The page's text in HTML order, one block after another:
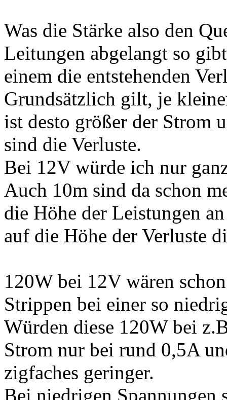
Was die Stärke also den
Leitungen abgelangt so
einem die entstehenden
Grundsätzlich gilt, je
ist desto größer der Strom
sind die Verluste.
Bei 12V würde ich nur
Auch 10m sind da schon
die Höhe der Leistungen
auf die Höhe der Verluste
120W bei 12V wären
Strippen bei einer so
Würden diese 120W bei
Strom nur bei rund 0,5A
zigfaches geringer.
Bei niedrigen Spannungen